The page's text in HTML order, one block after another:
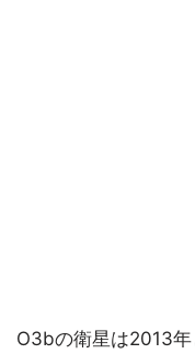
O3bの衛星は2013